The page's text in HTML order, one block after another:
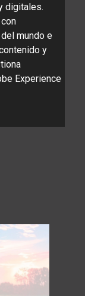
digitales.
mundo e
y
Experience